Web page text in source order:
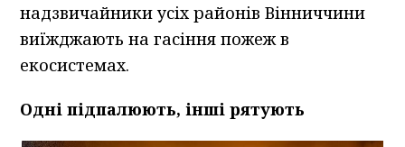
надзвичайники усіх районів Вінниччини
виїжджають на гасіння пожеж в
екосистемах.
Одні підпалюють, інші рятують